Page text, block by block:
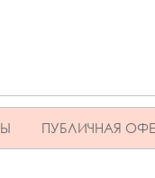
ПУБЛИЧНАЯ